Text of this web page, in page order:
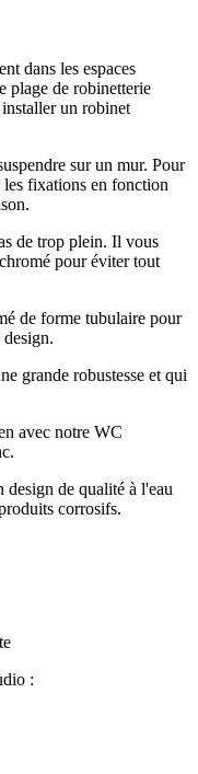
dans les espaces
plage de robinetterie
un robinet
sur un mur. Pour
les fixations en fonction
de trop plein. Il vous
pour éviter tout
de forme tubulaire pour
grande robustesse et qui
avec notre WC
de qualité à l'eau
corrosifs.
: